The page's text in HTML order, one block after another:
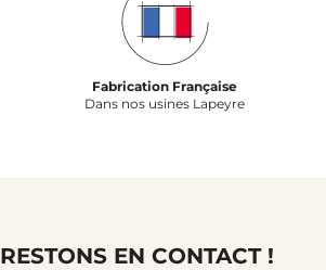
Fabrication Française
Dans nos usines Lapeyre
RESTONS EN CONTACT !